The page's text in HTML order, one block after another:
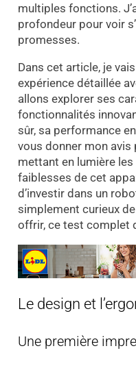
multiples fonctions.
profondeur pour voir
promesses.
Dans cet article, je
expérience détaillée
allons explorer ses
fonctionnalités
sûr, sa performance
vous donner mon avis
mettant en lumière
faiblesses de cet
d’investir dans un
simplement curieux
offrir, ce test complet
Le design et
Une première